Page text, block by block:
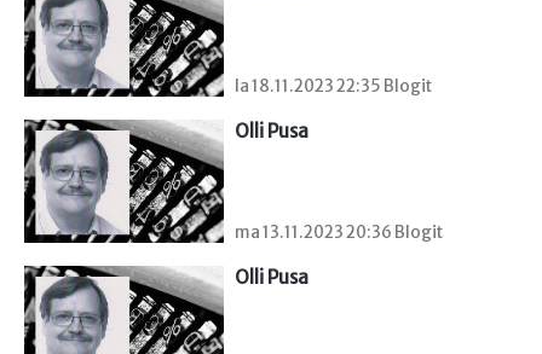
la 18.11.2023 22:35 Blogit
Olli Pusa
ma 13.11.2023 20:36 Blogit
Olli Pusa